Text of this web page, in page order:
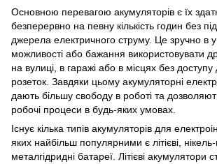
Основною перевагою акумуляторів є їх
безперервно на певну кількість годин без
джерела електричного струму. Це зручно в
можливості або бажання використовувати
на вулиці, в гаражі або в місцях без
розеток. Завдяки цьому акумуляторні
дають більшу свободу в роботі та
робочі процеси в будь-яких умовах.
Існує кілька типів акумуляторів для
яких найбільш популярними є літієві, нікель-
металгідридні батареї. Літієві акумулятори